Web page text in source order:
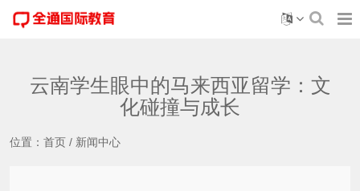
云南学生眼中的马来西亚留学：文
化碰撞与成长
位置： 首页 / 新闻中心